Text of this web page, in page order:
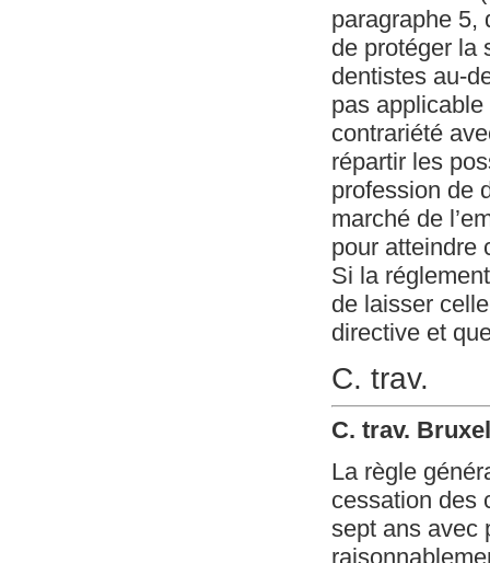
paragraphe 5,
de protéger la
dentistes au-
pas
contrariété
répartir les
profession de
marché de
pour atteindre
Si la
de laisser
directive et
C. trav.
C. trav.
La règle
cessation des
sept ans avec